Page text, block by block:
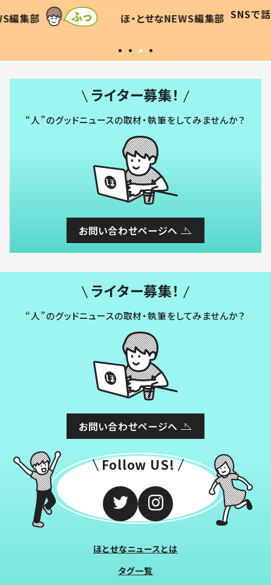
編集部
作り続ける理由とは #令和の親
#令和の子
SNSで話題 ほ・とせなNEWS編集部
「涙
い」
ライター募集！
“人”のグッドニュースの取材・執筆をしてみませんか？
お問い合わせページへ
ライター募集！
“人”のグッドニュースの取材・執筆をしてみませんか？
お問い合わせページへ
Follow US!
ほとせなニュースとは
タグ一覧